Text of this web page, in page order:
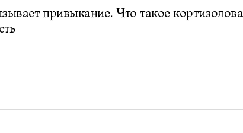
привыкание. Что такое